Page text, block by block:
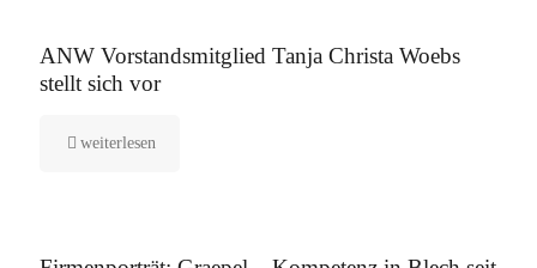
ANW Vorstandsmitglied Tanja Christa Woebs
stellt sich vor
weiterlesen